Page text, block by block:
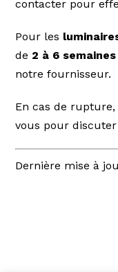
contacter pour
Pour les
de 2 à 6 semaines
notre fournisseur.
En cas de
vous pour discuter
Dernière mise à